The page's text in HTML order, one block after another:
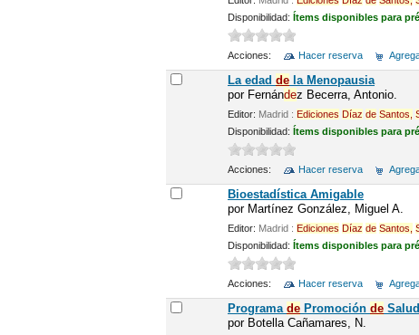
Disponibilidad: Ítems disponibles para
Acciones: Hacer reserva
La edad dela Menopausia
por Fernández Becerra, Antonio.
Editor: Madrid : Ediciones Díaz de Santos,
Disponibilidad: Ítems disponibles para
Acciones: Hacer reserva
Bioestadística Amigable
por Martínez González, Miguel A.
Editor: Madrid : Ediciones Díaz de Santos,
Disponibilidad: Ítems disponibles para
Acciones: Hacer reserva
Programa dePromoción de
por Botella Cañamares, N.